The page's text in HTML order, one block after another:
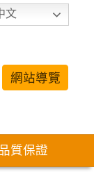
文
網站導覽
質保證